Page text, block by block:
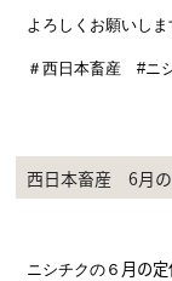
よろしくお願いし
＃西日本畜産 #ニ
西日本畜産 6月
ニシチクの６ 月の定